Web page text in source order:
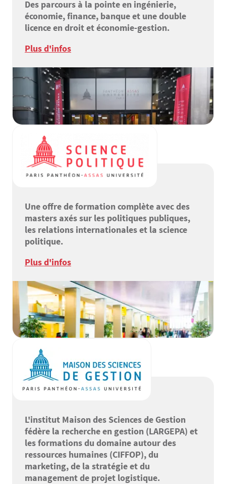
Des parcours à la pointe en ingénierie,
économie, finance, banque et une double
licence en droit et économie-gestion.
Plus d'infos
Une offre de formation complète avec des
masters axés sur les politiques publiques,
les relations internationales et la science
politique.
Plus d'infos
L'institut Maison des Sciences de Gestion
fédère la recherche en gestion (LARGEPA) et
les formations du domaine autour des
ressources humaines (CIFFOP), du
marketing, de la stratégie et du
management de projet logistique.